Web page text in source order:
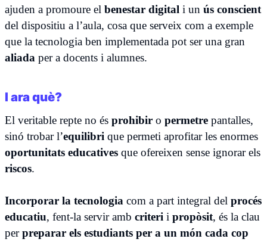
ajuden a promoure el benestar digital i un ús conscient
del dispositiu a l’aula, cosa que serveix com a exemple
que la tecnologia ben implementada pot ser una gran
aliada per a docents i alumnes.
I ara què?
El veritable repte no és prohibir o permetre pantalles,
sinó trobar l’equilibri que permeti aprofitar les enormes
oportunitats educatives que ofereixen sense ignorar els
riscos.
Incorporar la tecnologia com a part integral del procés
educatiu, fent-la servir amb criteri i propòsit, és la clau
per preparar els estudiants per a un món cada cop